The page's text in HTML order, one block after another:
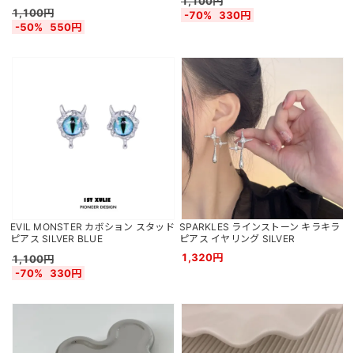
1,100円
-50%
550円
-70%
330円
EVIL MONSTER カボション スタッド
ピアス SILVER BLUE
1,100円
-70%
330円
SPARKLES ラインストーン キラキラ
ピアス イヤリング SILVER
1,320円